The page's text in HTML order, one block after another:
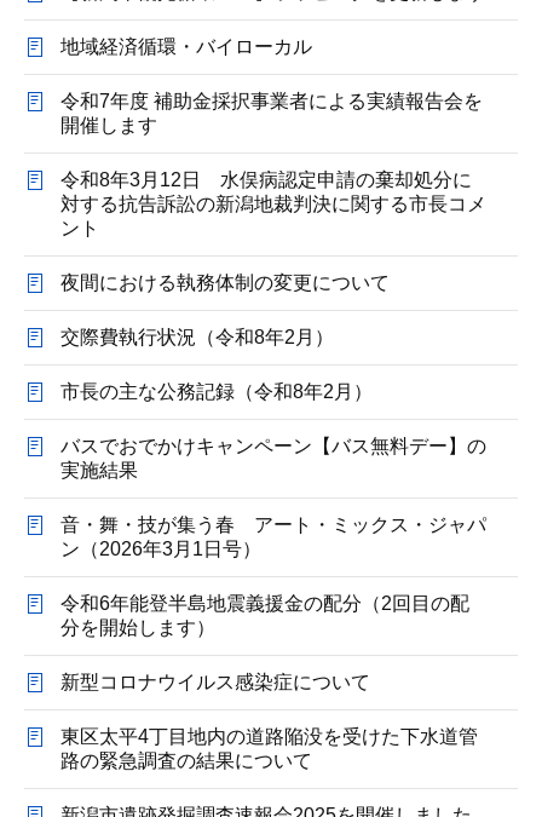
地域経済循環・バイローカル
令和7年度 補助金採択事業者による実績報告会を
開催します
令和8年3月12日 水俣病認定申請の棄却処分に
対する抗告訴訟の新潟地裁判決に関する市長コメ
ント
夜間における執務体制の変更について
交際費執行状況（令和8年2月）
市長の主な公務記録（令和8年2月）
バスでおでかけキャンペーン【バス無料デー】の
実施結果
音・舞・技が集う春 アート・ミックス・ジャパ
ン（2026年3月1日号）
令和6年能登半島地震義援金の配分（2回目の配
分を開始します）
新型コロナウイルス感染症について
東区太平4丁目地内の道路陥没を受けた下水道管
路の緊急調査の結果について